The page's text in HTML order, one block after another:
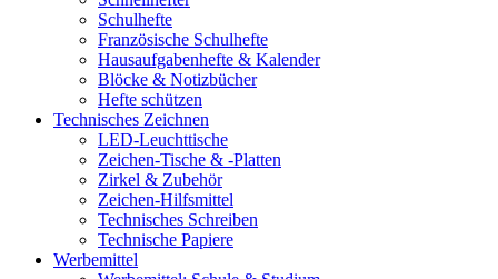
Schulhefte
Französische Schulhefte
Hausaufgabenhefte & Kalender
Blöcke & Notizbücher
Hefte schützen
Technisches Zeichnen
LED-Leuchttische
Zeichen-Tische & -Platten
Zirkel & Zubehör
Zeichen-Hilfsmittel
Technisches Schreiben
Technische Papiere
Werbemittel